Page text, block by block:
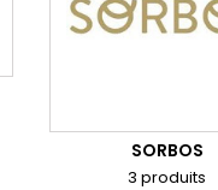
SORBOS
3 produits